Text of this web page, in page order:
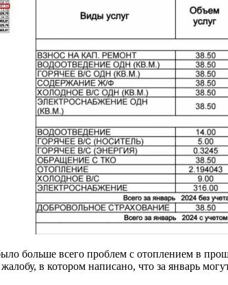
больше всего проблем с отоплением в
в котором написано, что за январь